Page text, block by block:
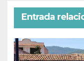
Entrada